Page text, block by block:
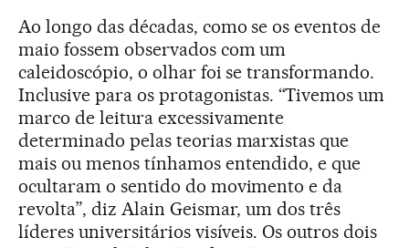
Ao longo das décadas, como se os eventos de
maio fossem observados com um
caleidoscópio, o olhar foi se transformando.
Inclusive para os protagonistas. “Tivemos um
marco de leitura excessivamente
determinado pelas teorias marxistas que
mais ou menos tínhamos entendido, e que
ocultaram o sentido do movimento e da
revolta”, diz Alain Geismar, um dos três
líderes universitários visíveis. Os outros dois